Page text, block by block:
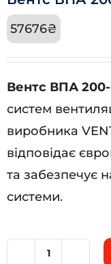
57676₴
Вентс ВПА 200-
систем
виробника
відповідає
та забезпечує
системи.